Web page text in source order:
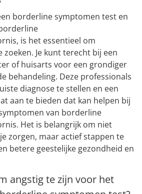
borderline symptomen test en
is het essentieel om
Je kunt terecht bij een
of huisarts voor een grondiger
behandeling. Deze professionals
diagnose te stellen en een
aan te bieden dat kan helpen bij
van borderline
Het is belangrijk om niet
zorgen, maar actief stappen te
betere geestelijke gezondheid en
angstig te zijn voor het